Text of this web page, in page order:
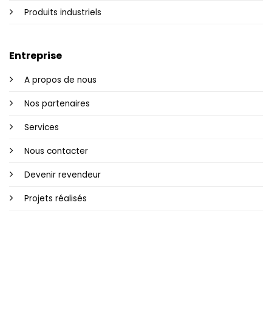
Produits industriels
Entreprise
A propos de nous
Nos partenaires
Services
Nous contacter
Devenir revendeur
Projets réalisés